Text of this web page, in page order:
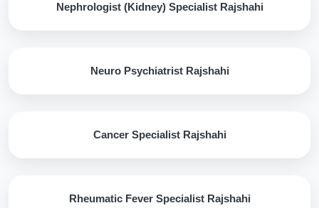
Nephrologist (Kidney) Specialist Rajshahi
Neuro Psychiatrist Rajshahi
Cancer Specialist Rajshahi
Rheumatic Fever Specialist Rajshahi